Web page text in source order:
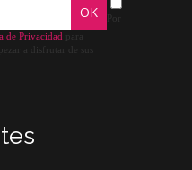
Por
de Privacidad
para
a disfrutar de sus